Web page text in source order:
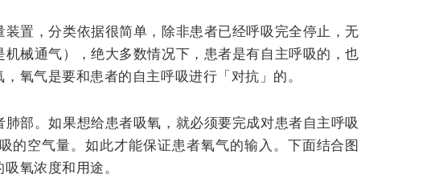
置，分类依据很简单，除非患者已经呼吸完全停止，无
械通气），绝大多数情况下，患者是有自主呼吸的，也
氧气是要和患者的自主呼吸进行「对抗」的。
部。如果想给患者吸氧，就必须要完成对患者自主呼吸
的空气量。如此才能保证患者氧气的输入。下面结合图
氧浓度和用途。